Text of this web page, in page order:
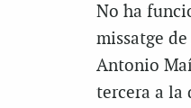
No ha
missatge
Antonio
tercera a la